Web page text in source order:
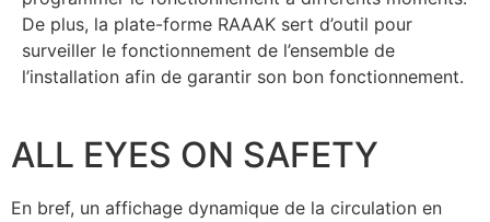
De plus, la plate-forme RAAAK sert d’outil pour
surveiller le fonctionnement de l’ensemble de
l’installation afin de garantir son bon fonctionnement.
ALL EYES ON SAFETY
En bref, un affichage dynamique de la circulation en